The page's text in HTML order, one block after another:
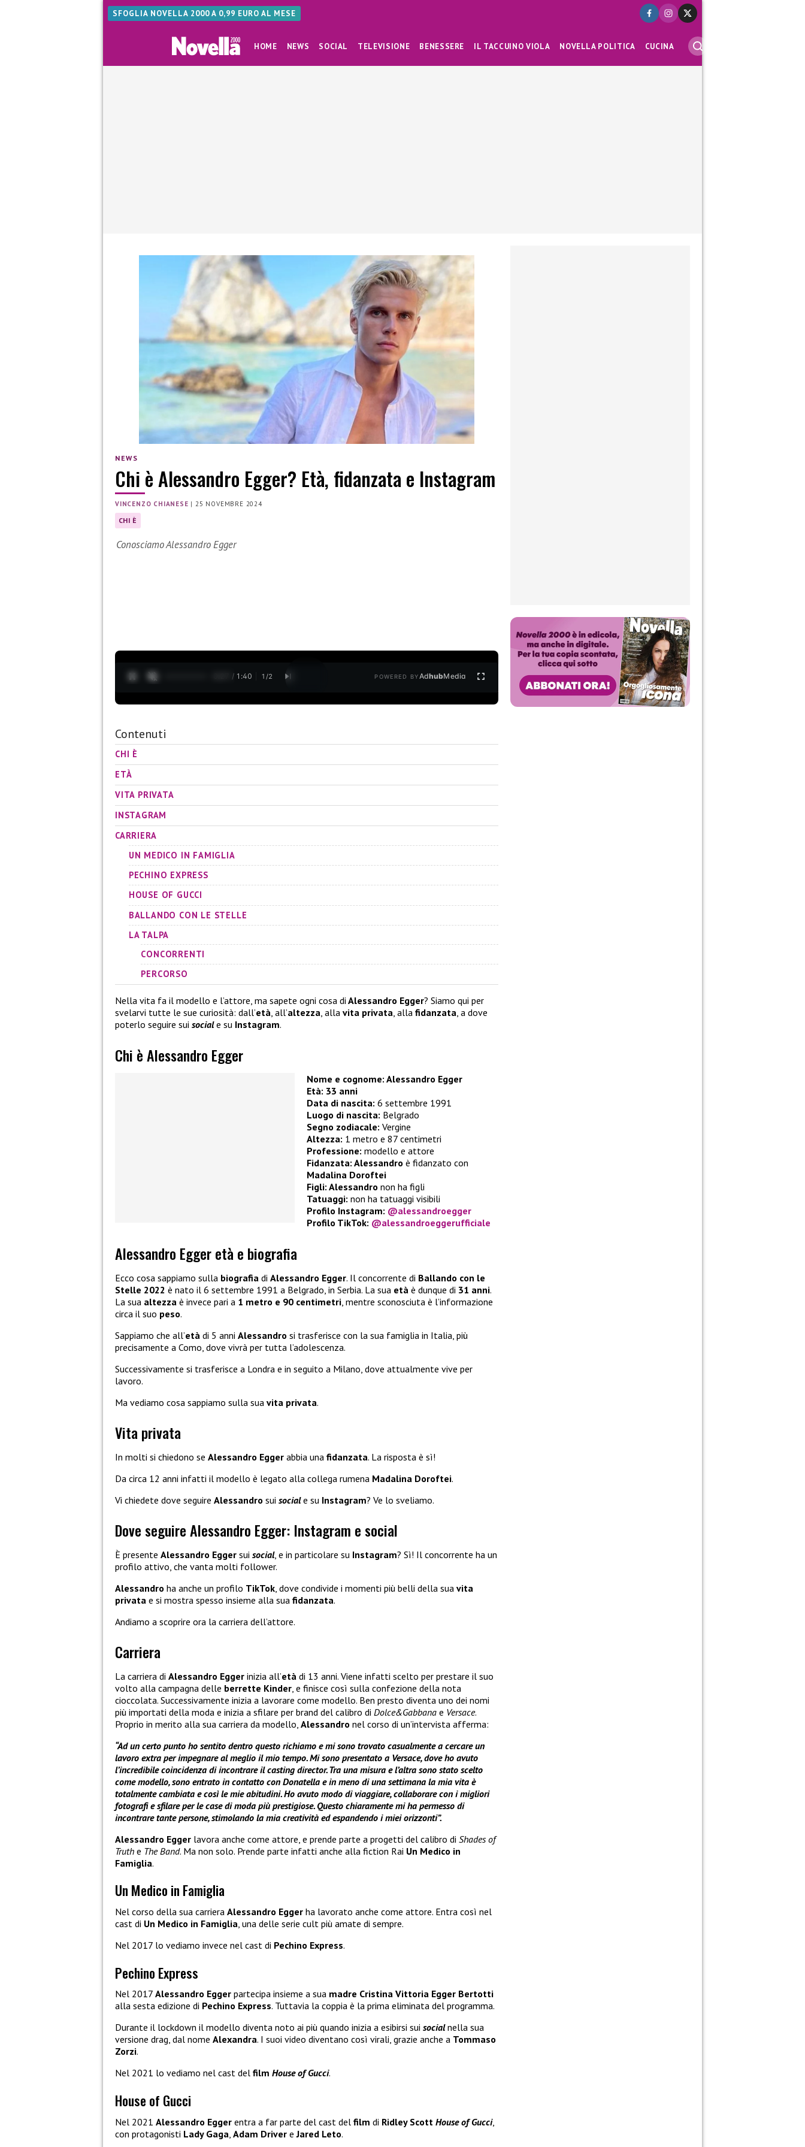
SFOGLIA NOVELLA 2000 A 0,99 EURO AL MESE
HOME NEWS SOCIAL TELEVISIONE BENESSERE IL TACCUINO VIOLA NOVELLA POLITICA CUCINA
NEWS
Chi è Alessandro Egger? Età, fidanzata e Instagram
VINCENZO CHIANESE |25 NOVEMBRE 2024
CHI È
Conosciamo Alessandro Egger
0:28 / 1:40 1 /2 POWERED BYAdhubMedia
Contenuti
CHI È
ETÀ
VITA PRIVATA
INSTAGRAM
CARRIERA
UN MEDICO IN FAMIGLIA
PECHINO EXPRESS
HOUSE OF GUCCI
BALLANDO CON LE STELLE
LA TALPA
CONCORRENTI
PERCORSO
Nella vita fa il modello e l’attore, ma sapete ogni cosa di Alessandro Egger? Siamo qui per
svelarvi tutte le sue curiosità: dall’età, all’altezza, alla vita privata, alla fidanzata, a dove
poterlo seguire sui sociale su Instagram.
Chi è Alessandro Egger
Nome e cognome: Alessandro Egger
Età: 33 anni
Data di nascita: 6 settembre 1991
Luogo di nascita: Belgrado
Segno zodiacale: Vergine
Altezza: 1 metro e 87 centimetri
Professione: modello e attore
Fidanzata: Alessandro è fidanzato con
Madalina Doroftei
Figli: Alessandro non ha figli
Tatuaggi: non ha tatuaggi visibili
Profilo Instagram: @alessandroegger
Profilo TikTok: @alessandroeggerufficiale
Alessandro Egger età e biografia
Ecco cosa sappiamo sulla biografia di Alessandro Egger. Il concorrente di Ballando con le
Stelle 2022 è nato il 6 settembre 1991 a Belgrado, in Serbia. La sua età è dunque di 31 anni.
La sua altezza è invece pari a 1 metro e 90 centimetri , mentre sconosciuta è l’informazione
circa il suo peso.
Sappiamo che all’età di 5 anni Alessandro si trasferisce con la sua famiglia in Italia, più
precisamente a Como, dove vivrà per tutta l’adolescenza.
Successivamente si trasferisce a Londra e in seguito a Milano, dove attualmente vive per
lavoro.
Ma vediamo cosa sappiamo sulla sua vita privata.
Vita privata
In molti si chiedono se Alessandro Egger abbia una fidanzata. La risposta è sì!
Da circa 12 anni infatti il modello è legato alla collega rumena Madalina Doroftei.
Vi chiedete dove seguire Alessandro sui sociale su Instagram? Ve lo sveliamo.
Dove seguire Alessandro Egger: Instagram e social
È presente Alessandro Egger sui social, e in particolare su Instagram? Sì! Il concorrente ha un
profilo attivo, che vanta molti follower.
Alessandro ha anche un profilo TikTok , dove condivide i momenti più belli della sua vita
privata e si mostra spesso insieme alla sua fidanzata.
Andiamo a scoprire ora la carriera dell’attore.
Carriera
La carriera di Alessandro Egger inizia all’età di 13 anni. Viene infatti scelto per prestare il suo
volto alla campagna delle berrette Kinder, e finisce così sulla confezione della nota
cioccolata. Successivamente inizia a lavorare come modello. Ben presto diventa uno dei nomi
più importati della moda e inizia a sfilare per brand del calibro di Dolce&Gabbana e Versace.
Proprio in merito alla sua carriera da modello, Alessandro nel corso di un’intervista afferma:
“Ad un certo punto ho sentito dentro questo richiamo e mi sono trovato casualmente a cercare un
lavoro extra per impegnare al meglio il mio tempo. Mi sono presentato a Versace, dove ho avuto
l’incredibile coincidenza di incontrare il casting director. Tra una misura e l’altra sono stato scelto
come modello, sono entrato in contatto con Donatella e in meno di una settimana la mia vita è
totalmente cambiata e così le mie abitudini. Ho avuto modo di viaggiare, collaborare con i migliori
fotografi e sfilare per le case di moda più prestigiose. Questo chiaramente mi ha permesso di
incontrare tante persone, stimolando la mia creatività ed espandendo i miei orizzonti”.
Alessandro Egger lavora anche come attore, e prende parte a progetti del calibro di Shades of
Truth e The Band. Ma non solo. Prende parte infatti anche alla fiction Rai Un Medico in
Famiglia.
Un Medico in Famiglia
Nel corso della sua carriera Alessandro Egger ha lavorato anche come attore. Entra così nel
cast di Un Medico in Famiglia, una delle serie cult più amate di sempre.
Nel 2017 lo vediamo invece nel cast di Pechino Express.
Pechino Express
Nel 2017 Alessandro Egger partecipa insieme a sua madre Cristina Vittoria Egger Bertotti
alla sesta edizione di Pechino Express. Tuttavia la coppia è la prima eliminata del programma.
Durante il lockdown il modello diventa noto ai più quando inizia a esibirsi sui socialnella sua
versione drag, dal nome Alexandra. I suoi video diventano così virali, grazie anche a Tommaso
Zorzi.
Nel 2021 lo vediamo nel cast del film House of Gucci.
House of Gucci
Nel 2021 Alessandro Egger entra a far parte del cast del film di Ridley Scott House of Gucci,
con protagonisti Lady Gaga Adam Driver eJared Leto.